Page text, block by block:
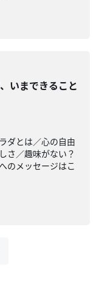
いまできること
ダとは／心の自由
さ／趣味がない？
のメッセージはこ